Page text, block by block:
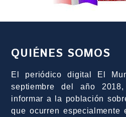
QUIÉNES SOMOS
El periódico digital El
septiembre del año
informar a la población
que ocurren